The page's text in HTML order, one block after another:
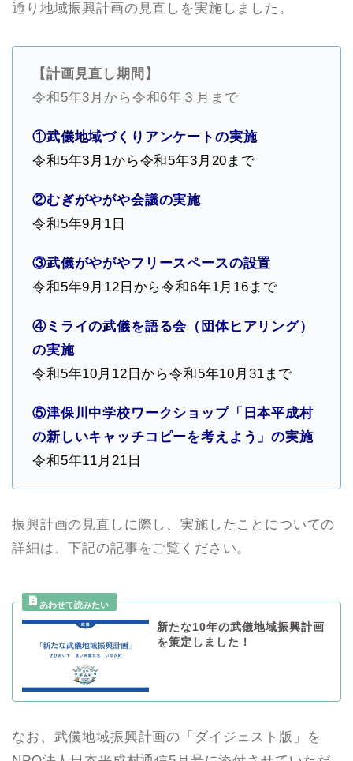
通り地域振興計画の見直しを実施しました。
【計画見直し期間】
令和5年3月から令和6年３月まで
①武儀地域づくりアンケートの実施
令和5年3月1から令和5年3月20まで
②むぎがやがや会議の実施
令和5年9月1日
③武儀がやがやフリースペースの設置
令和5年9月12日から令和6年1月16まで
④ミライの武儀を語る会（団体ヒアリング）
の実施
令和5年10月12日から令和5年10月31まで
⑤津保川中学校ワークショップ「日本平成村
の新しいキャッチコピーを考えよう」の実施
令和5年11月21日
振興計画の見直しに際し、実施したことについての
詳細は、下記の記事をご覧ください。
新たな10年の武儀地域振興計画
を策定しました！
なお、武儀地域振興計画の「ダイジェスト版」を